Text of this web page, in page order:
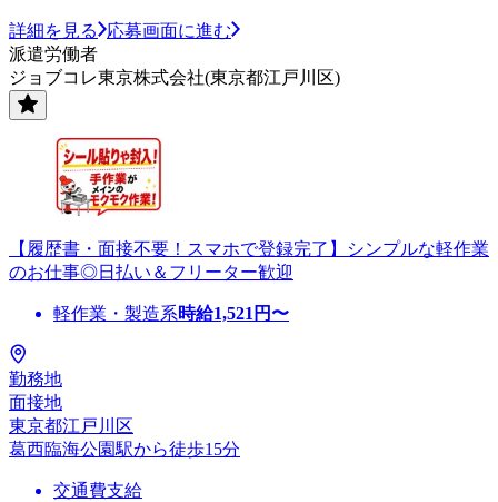
詳細を見る
応募画面に進む
派遣労働者
ジョブコレ東京株式会社(東京都江戸川区)
【履歴書・面接不要！スマホで登録完了】シンプルな軽作業
のお仕事◎日払い＆フリーター歓迎
軽作業・製造系時給1,521 円〜
勤務地
面接地
東京都江戸川区
葛西臨海公園駅から徒歩15分
交通費支給